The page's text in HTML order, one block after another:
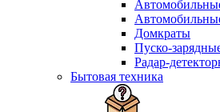
Домкраты
Пуско-
Радар-
Бытовая техника